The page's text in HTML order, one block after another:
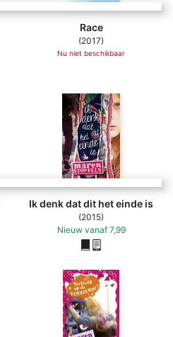
Race
(2017)
Nu niet beschikbaar
Ik denk dat dit het einde is
(2015)
Nieuw vanaf 7,99